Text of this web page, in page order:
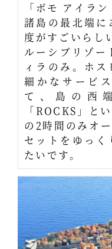
「ボモ アイラ
諸島の最北端
度がすごいらし
ルーシブリゾー
ィラのみ。ホ
細かなサービ
て、島の西
「ROCKS」と
の2時間のみオ
セットをゆっ
たいです。